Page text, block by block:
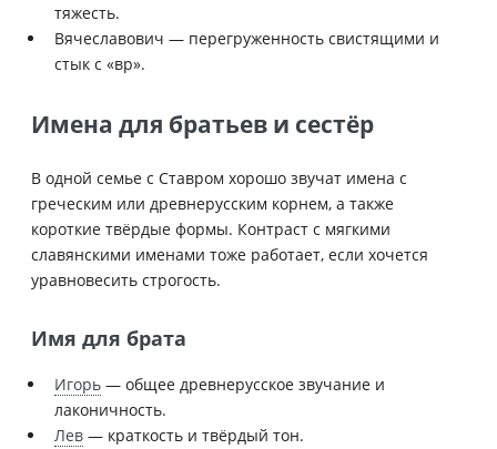
тяжесть.
Вячеславович — перегруженность свистящими и
стык с «вр».
Имена для братьев и сестёр
В одной семье с Ставром хорошо звучат имена с
греческим или древнерусским корнем, а также
короткие твёрдые формы. Контраст с мягкими
славянскими именами тоже работает, если хочется
уравновесить строгость.
Имя для брата
Игорь — общее древнерусское звучание и
лаконичность.
Лев — краткость и твёрдый тон.